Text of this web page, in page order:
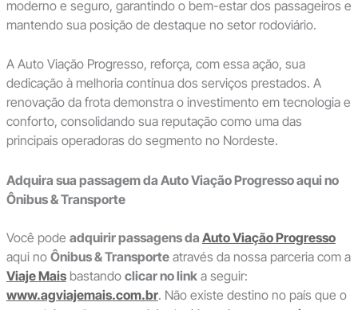
moderno e seguro, garantindo o bem-estar dos passageiros e
mantendo sua posição de destaque no setor rodoviário.
A Auto Viação Progresso, reforça, com essa ação, sua
dedicação à melhoria contínua dos serviços prestados. A
renovação da frota demonstra o investimento em tecnologia e
conforto, consolidando sua reputação como uma das
principais operadoras do segmento no Nordeste.
Adquira sua passagem da Auto Viação Progresso aqui no
Ônibus & Transporte
Você pode adquirir passagens da Auto Viação Progresso
aqui no Ônibus & Transporteatravés da nossa parceria com a
Viaje Maisbastando clicar no linka seguir:
www.agviajemais.com.br. Não existe destino no país que o